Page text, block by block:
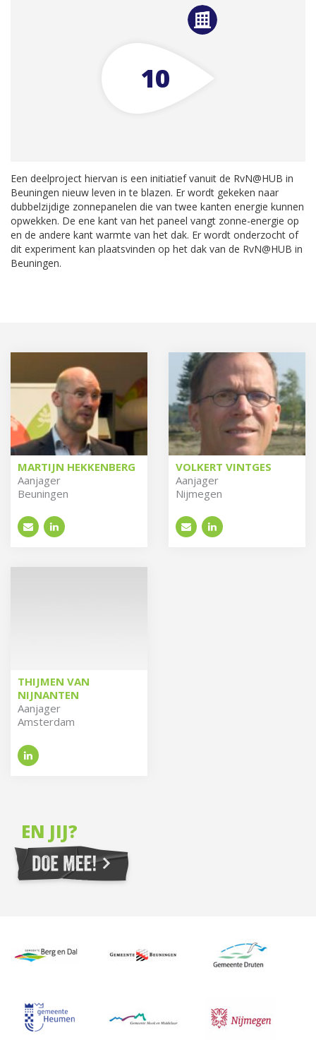
10
Een deelproject hiervan is een initiatief vanuit de RvN@HUB in
Beuningen nieuw leven in te blazen. Er wordt gekeken naar
dubbelzijdige zonnepanelen die van twee kanten energie kunnen
opwekken. De ene kant van het paneel vangt zonne-energie op
en de andere kant warmte van het dak. Er wordt onderzocht of
dit experiment kan plaatsvinden op het dak van de RvN@HUB in
Beuningen.
MARTIJN HEKKENBERG
Aan­ja­ger
Beuningen
VOLKERT VINTGES
Aan­ja­ger
Nijmegen
THIJMEN VAN
NIJNANTEN
Aan­ja­ger
Amsterdam
EN JIJ?